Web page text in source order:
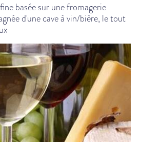
basée sur une fromagerie
d'une cave à vin/bière, le tout